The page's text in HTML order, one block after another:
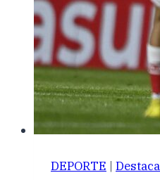
DEPORTE |